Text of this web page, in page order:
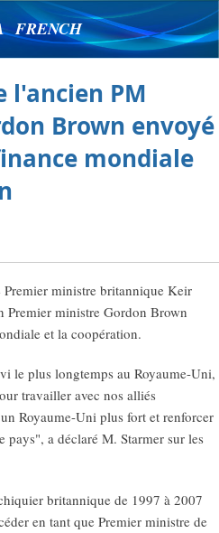
FRENCH
l'ancien PM
Brown envoyé
mondiale
ministre britannique Keir
Premier ministre Gordon Brown
et la coopération.
le plus longtemps au Royaume-Uni,
travailler avec nos alliés
Royaume-Uni plus fort et renforcer
pays", a déclaré M. Starmer sur les
britannique de 1997 à 2007
en tant que Premier ministre de